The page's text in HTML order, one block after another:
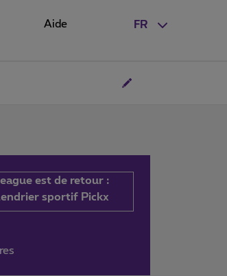
FR
Aide
est de retour :
sportif Pickx